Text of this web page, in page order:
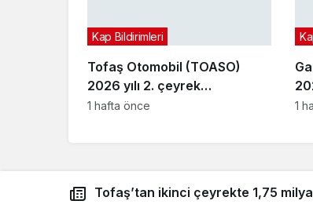
Tofaş’tan ikinci çeyrekte 1,75
Tofaş Otomobil (TOASO)
2026 yılı 2. çeyrek
bilançosunu açıkladı
Kap Bildirimleri
1 hafta önce 1